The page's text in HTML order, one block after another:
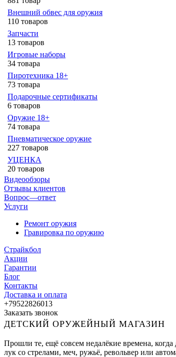
Внешний обвес для оружия
110 товаров
Запчасти
13 товаров
Игровые наборы
34 товара
Пиротехника 18+
73 товара
Подарочные сертификаты
6 товаров
Оружие 18+
74 товара
Пневматическое оружие
227 товаров
УЦЕНКА
20 товаров
Видеообзоры
Отзывы клиентов
Вопрос—ответ
Услуги
Ремонт оружия
Гравировка по оружию
Страйкбол
Акции
Гарантии
Блог
Контакты
Доставка и оплата
+79522826013
Заказать звонок
ДЕТСКИЙ ОРУЖЕЙНЫЙ МАГАЗИН
Прошли те, ещё совсем недалёкие времена,
лук со стрелами, меч, ружьё, револьвер или